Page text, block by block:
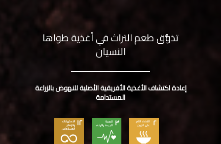
تذوُّق طعم التراث في أغذية طواها
النسيان
إعادة اكتشاف الأغذية الأفريقية الأصلية للنهوض بالزراعة
المستدامة